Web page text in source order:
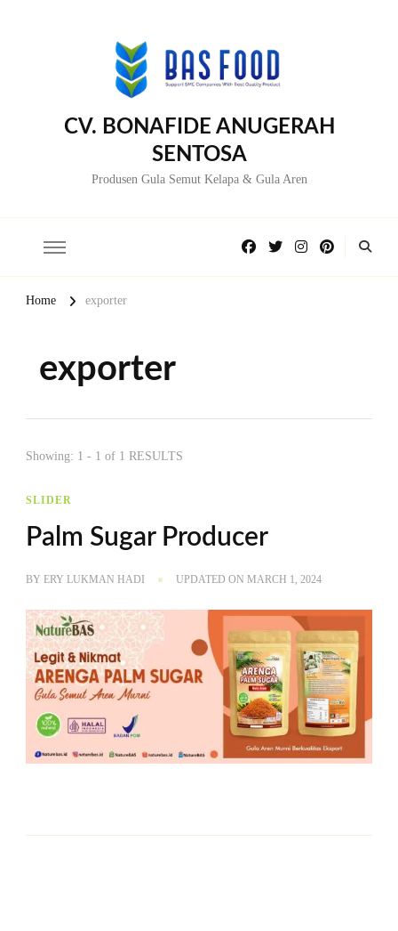
CV. BONAFIDE ANUGERAH
SENTOSA
Produsen Gula Semut Kelapa & Gula Aren
Home exporter
exporter
Showing: 1 - 1 of 1 RESULTS
SLIDER
Palm Sugar Producer
BY ERY LUKMAN HADI UPDATED ON MARCH 1, 2024